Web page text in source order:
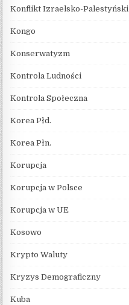
Konflikt Izraelsko-Palestyński
Kongo
Konserwatyzm
Kontrola Ludności
Kontrola Społeczna
Korea Płd.
Korea Płn.
Korupcja
Korupcja w Polsce
Korupcja w UE
Kosowo
Krypto Waluty
Kryzys Demograficzny
Kuba